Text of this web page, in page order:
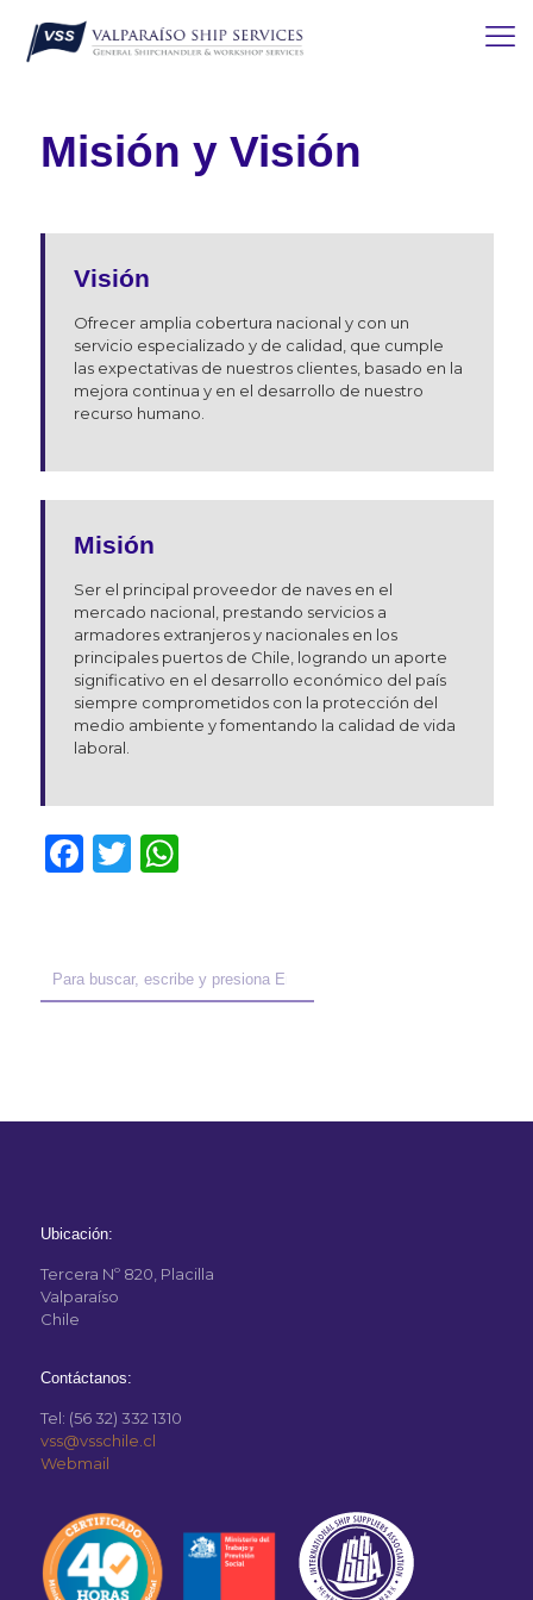
Misión y Visión
Visión
Ofrecer amplia cobertura nacional y con un
servicio especializado y de calidad, que cumple
las expectativas de nuestros clientes, basado en la
mejora continua y en el desarrollo de nuestro
recurso humano.
Misión
Ser el principal proveedor de naves en el
mercado nacional, prestando servicios a
armadores extranjeros y nacionales en los
principales puertos de Chile, logrando un aporte
significativo en el desarrollo económico del país
siempre comprometidos con la protección del
medio ambiente y fomentando la calidad de vida
laboral.
Facebook
Twitter
WhatsApp
Ubicación:
Tercera Nº 820, Placilla
Valparaíso
Chile
Contáctanos:
Tel: (56 32) 332 1310
vss@vsschile.cl
Webmail